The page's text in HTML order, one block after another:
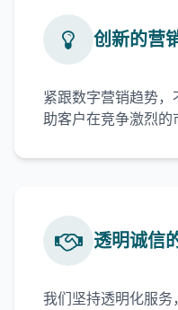
创新的营
紧跟数字营销趋势
助客户在竞争激烈的
透明诚信
我们坚持透明化服